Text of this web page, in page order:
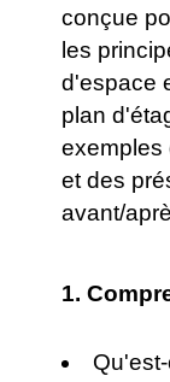
conçue
les
d'espace
plan
exemples
et des
avant/
1.